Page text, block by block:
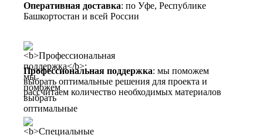
Оперативная доставка: по Уфе, Республике
Башкортостан и всей России
Профессиональная поддержка: мы поможем
выбрать оптимальные решения для проекта и
рассчитаем количество необходимых материалов